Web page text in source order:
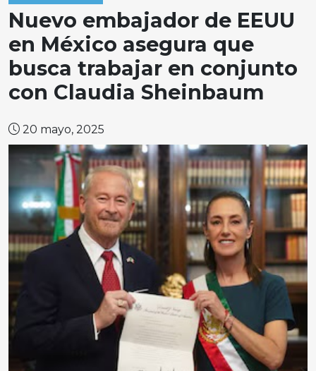
Nuevo embajador de EEUU
en México asegura que
busca trabajar en conjunto
con Claudia Sheinbaum
20 mayo, 2025